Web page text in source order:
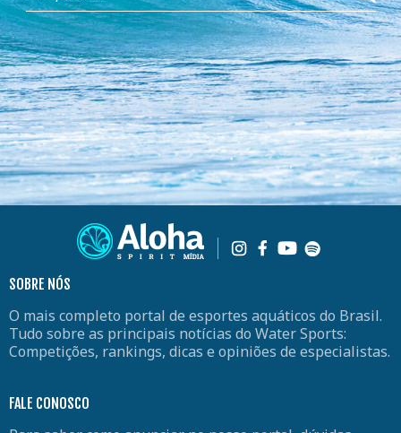
SOBRE NÓS
O mais completo portal de esportes aquáticos do Brasil.
Tudo sobre as principais notícias do Water Sports:
Competições, rankings, dicas e opiniões de especialistas.
FALE CONOSCO